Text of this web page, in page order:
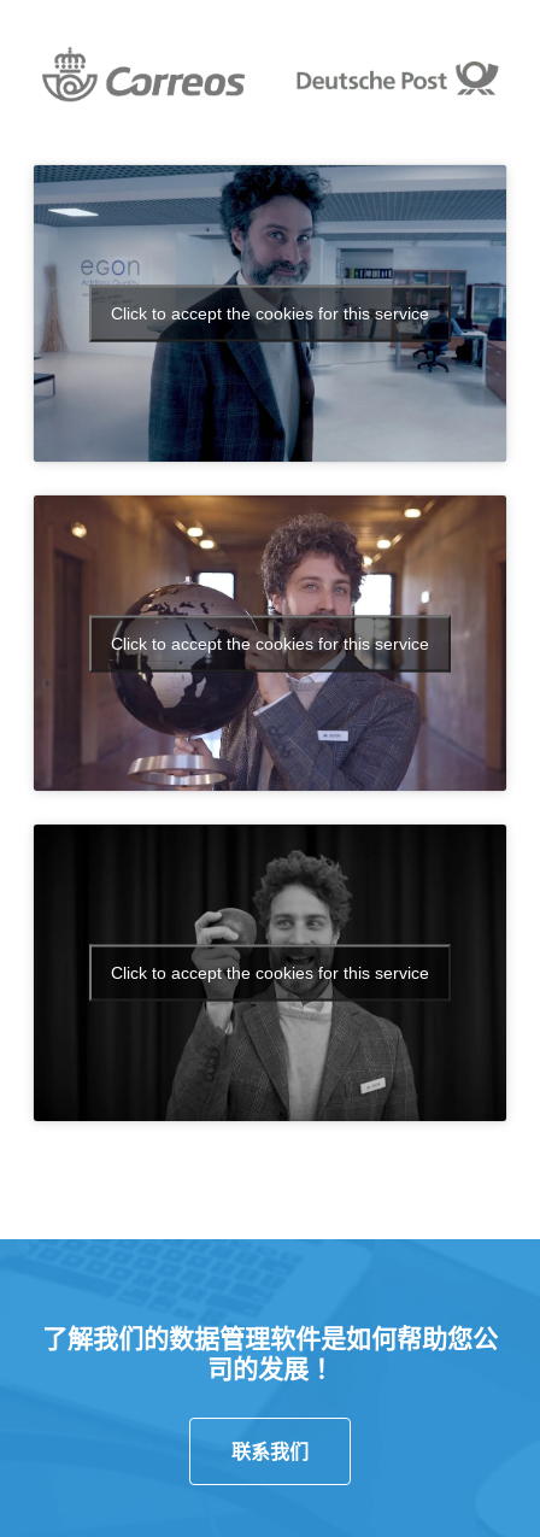
Click to accept the cookies for this service
Click to accept the cookies for this service
Click to accept the cookies for this service
了解我们的数据管理软件是如何帮助您公
司的发展！
联系我们